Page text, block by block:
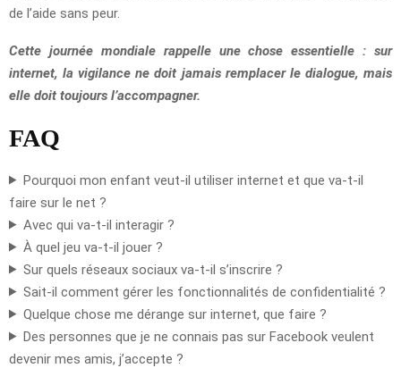
de l’aide sans peur.
Cette journée mondiale rappelle une chose essentielle : sur
internet, la vigilance ne doit jamais remplacer le dialogue, mais
elle doit toujours l’accompagner.
FAQ
Pourquoi mon enfant veut-il utiliser internet et que va-t-il
faire sur le net ?
Avec qui va-t-il interagir ?
À quel jeu va-t-il jouer ?
Sur quels réseaux sociaux va-t-il s’inscrire ?
Sait-il comment gérer les fonctionnalités de confidentialité ?
Quelque chose me dérange sur internet, que faire ?
Des personnes que je ne connais pas sur Facebook veulent
devenir mes amis, j’accepte ?